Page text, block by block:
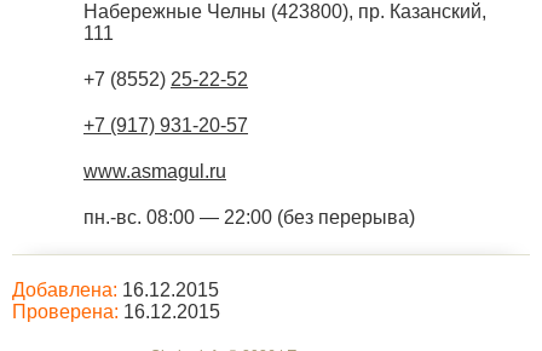
Набережные Челны (423800), пр. Казанский,
111
+7 (8552) 25-22-52
+7 (917) 931-20-57
www.asmagul.ru
пн.-вс. 08:00 — 22:00 (без перерыва)
Добавлена: 16.12.2015
Проверена: 16.12.2015